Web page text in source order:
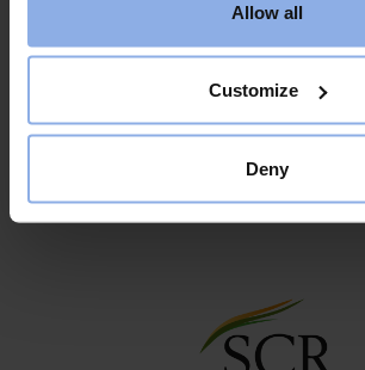
Allow all
Customize
Deny
och förmånliga